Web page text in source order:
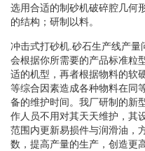
选用合适的制砂机破碎腔几何
的结构；研制以料。
冲击式打砂机.砂石生产线产量
会根据你所需要的产品标准粒
适的机型，再者根据物料的软
等综合因素造成各种物料在同
备的维护时间。我厂研制的新
作人员不用对其天天维护，其
范围内更新易损件与润滑油，
数，提高产量的生产，创造更